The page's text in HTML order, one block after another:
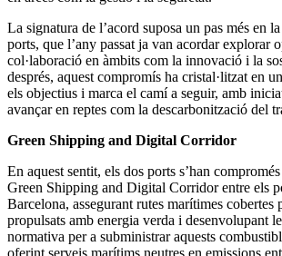
La signatura de l’acord suposa un pas més en
ports, que l’any passat ja van acordar explorar
col·laboració en àmbits com la innovació i la
després, aquest compromís ha cristal·litzat en
els objectius i marca el camí a seguir, amb
avançar en reptes com la descarbonització del
Green Shipping and Digital Corridor
En aquest sentit, els dos ports s’han
Green Shipping and Digital Corridor entre els
Barcelona, assegurant rutes marítimes cobertes
propulsats amb energia verda i desenvolupant
normativa per a subministrar aquests
oferint serveis marítims neutres en emissions